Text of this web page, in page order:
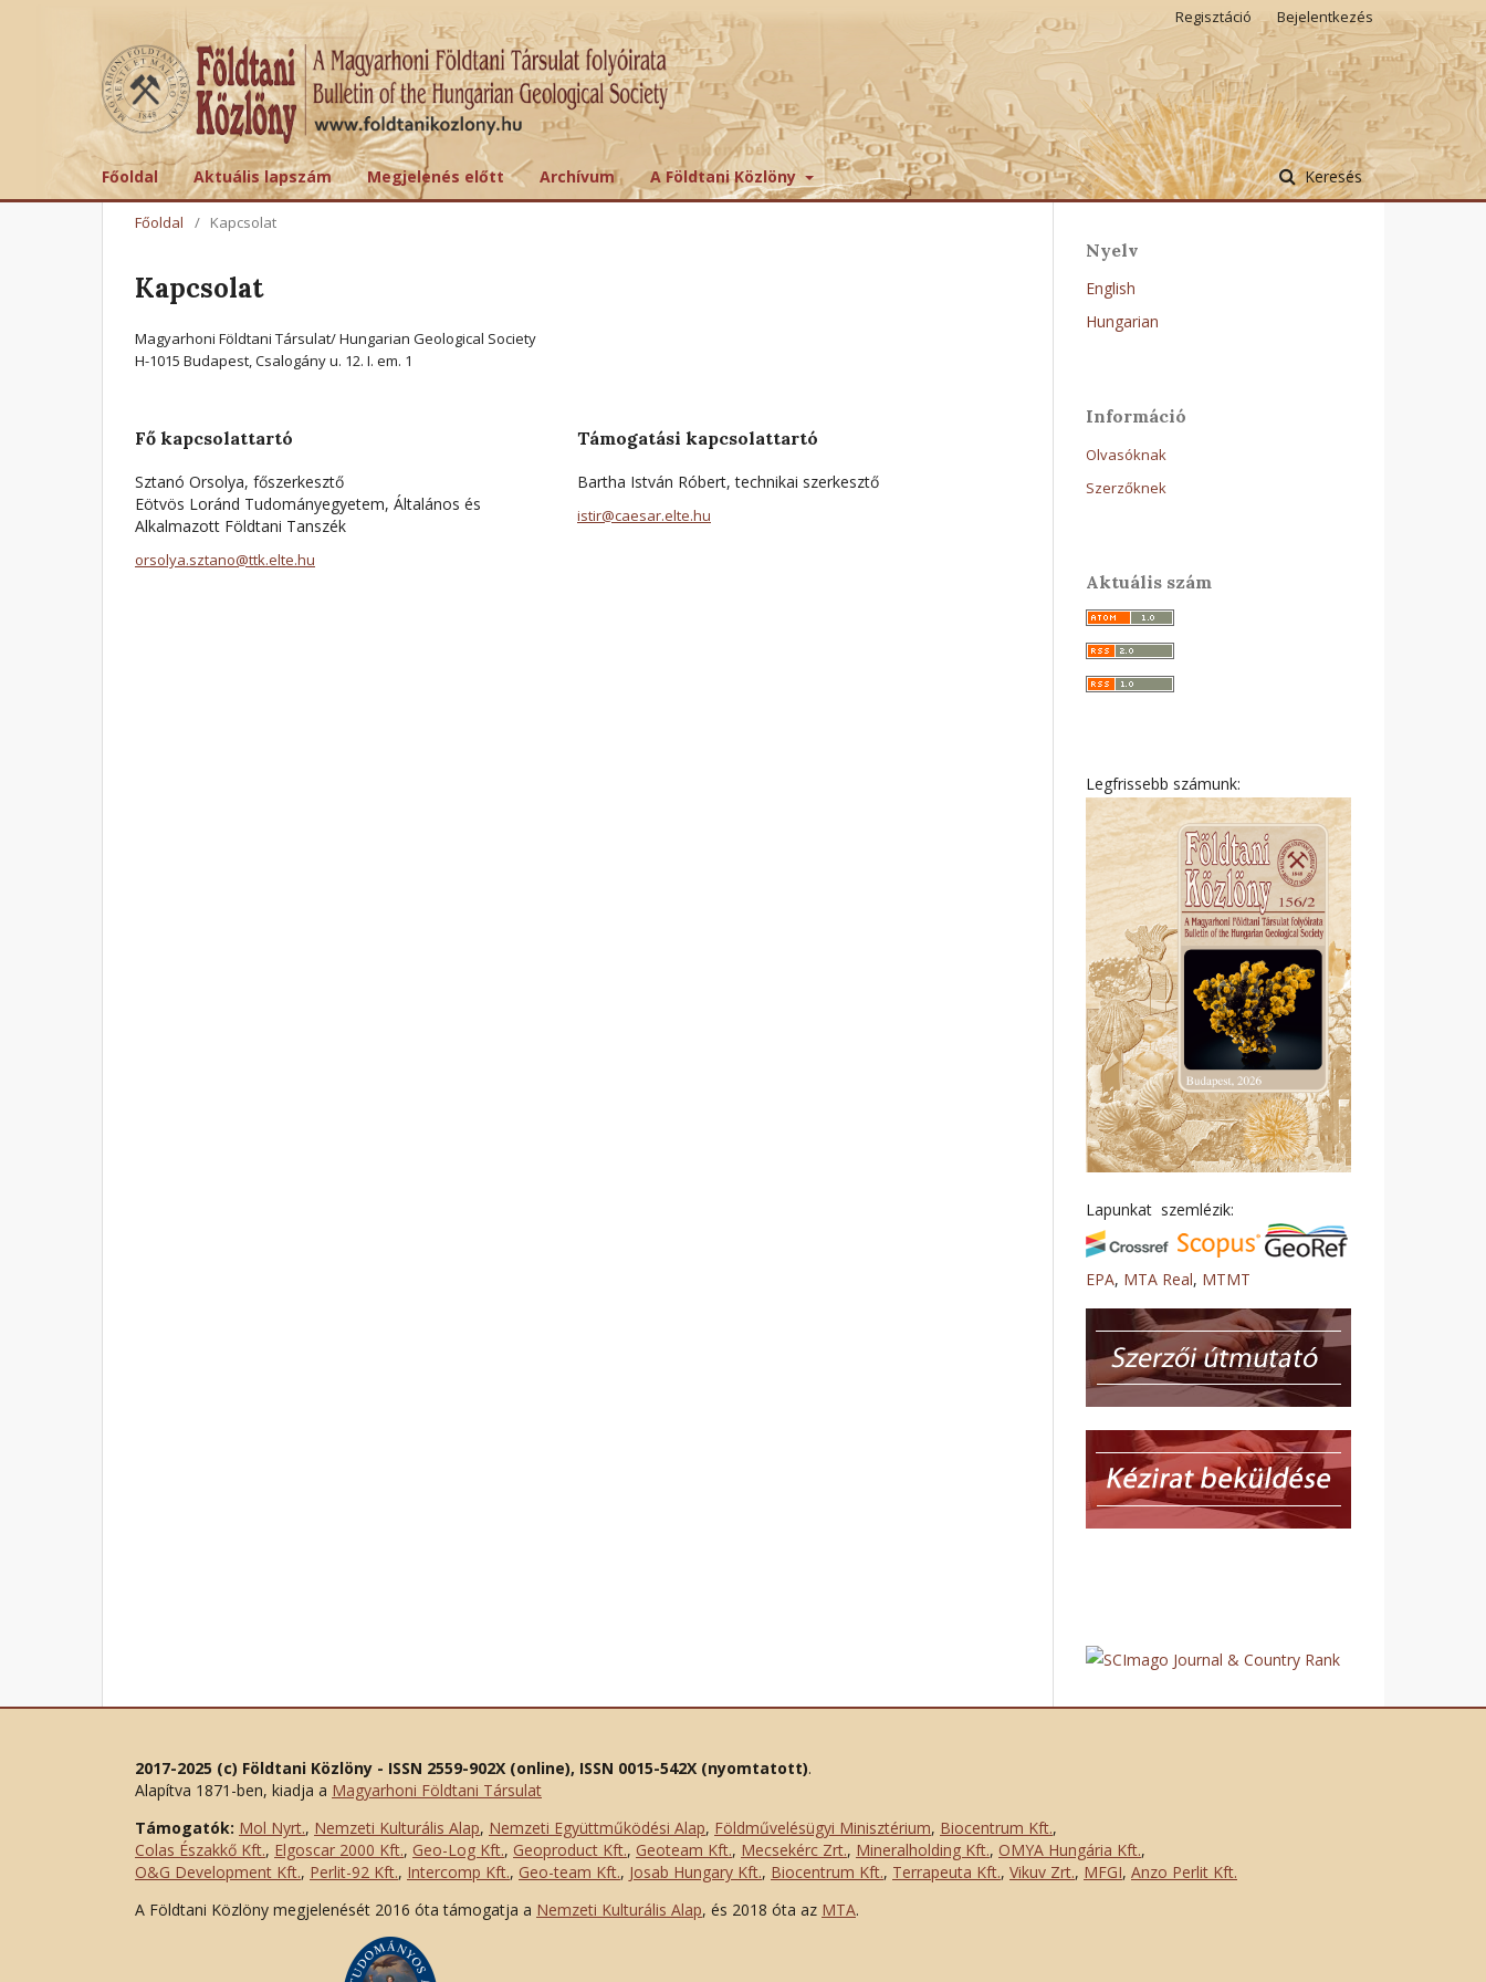
Főoldal Aktuális lapszám Megjelenés előtt Archívum A Földtani Közlöny Keresés
Regisztáció Bejelentkezés
Főoldal / Kapcsolat
Kapcsolat
Magyarhoni Földtani Társulat/ Hungarian Geological Society
H-1015 Budapest, Csalogány u. 12. I. em. 1
Fő kapcsolattartó
Sztanó Orsolya, főszerkesztő
Eötvös Loránd Tudományegyetem, Általános és
Alkalmazott Földtani Tanszék
orsolya.sztano@ttk.elte.hu
Támogatási kapcsolattartó
Bartha István Róbert, technikai szerkesztő
istir@caesar.elte.hu
Nyelv
English
Hungarian
Információ
Olvasóknak
Szerzőknek
Aktuális szám
Legfrissebb számunk:
Lapunkat szemlézik:
EPA, MTA Real, MTMT
2017-2025 (c) Földtani Közlöny - ISSN 2559-902X (online), ISSN 0015-542X (nyomtatott).
Alapítva 1871-ben, kiadja a Magyarhoni Földtani Társulat
Támogatók: Mol Nyrt., Nemzeti Kulturális Alap, Nemzeti Együttműködési Alap, Földművelésügyi Minisztérium, Biocentrum Kft.,
Colas Északkő Kft., Elgoscar 2000 Kft., Geo-Log Kft., Geoproduct Kft., Geoteam Kft., Mecsekérc Zrt., Mineralholding Kft., OMYA Hungária Kft.,
O&G Development Kft., Perlit-92 Kft., Intercomp Kft., Geo-team Kft., Josab Hungary Kft., Biocentrum Kft., Terrapeuta Kft., Vikuv Zrt., MFGI, Anzo Perlit Kft.
A Földtani Közlöny megjelenését 2016 óta támogatja a Nemzeti Kulturális Alap, és 2018 óta az MTA.